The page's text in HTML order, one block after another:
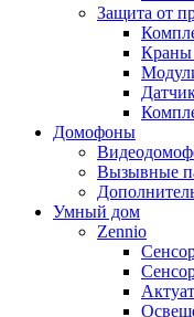
Защита от
Краны
Домофоны
Вызывные
Умный дом
Zennio